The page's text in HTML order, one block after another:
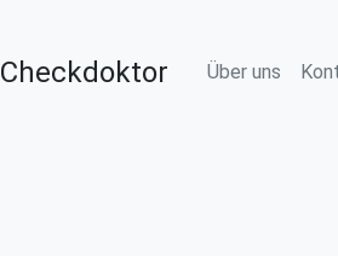
Checkdoktor Über uns